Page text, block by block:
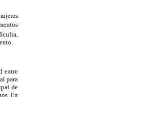
entre
para
de
En